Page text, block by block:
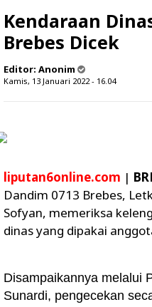
Kendaraan
Brebes Dicek
Editor: Anonim
Kamis, 13 Januari 2022 - 16.04
liputan6online.com |
Dandim 0713 Brebes,
Sofyan, memeriksa
dinas yang dipakai
Disampaikannya melalui
Sunardi, pengecekan